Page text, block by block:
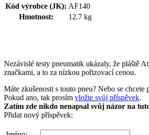
Kód výrobce (JK): AF140
Hmotnost:
12.7 kg
Nezávislé testy pneumatik ukázaly, že pláště
značkami, a to za nízkou pořizovací cenou.
Máte zkušenosti s touto pneu? Nebo se chcete
Pokud ano, tak prosím vložte svůj příspěvek.
Zatím zde nikdo nenapsal svůj názor na
Přidat nový příspěvek: